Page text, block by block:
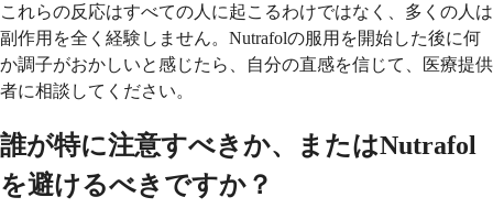
これらの反応はすべての人に起こるわけではなく、多くの人は
副作用を全く経験しません。Nutrafolの服用を開始した後に何
か調子がおかしいと感じたら、自分の直感を信じて、医療提供
者に相談してください。
誰が特に注意すべきか、またはNutrafol
を避けるべきですか？